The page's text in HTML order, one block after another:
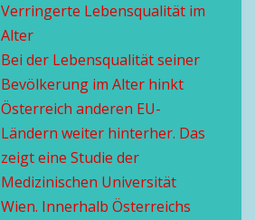
Verringerte Lebensqualität im
Alter
Bei der Lebensqualität seiner
Bevölkerung im Alter hinkt
Österreich anderen EU-
Ländern weiter hinterher. Das
zeigt eine Studie der
Medizinischen Universität
Wien. Innerhalb Österreichs